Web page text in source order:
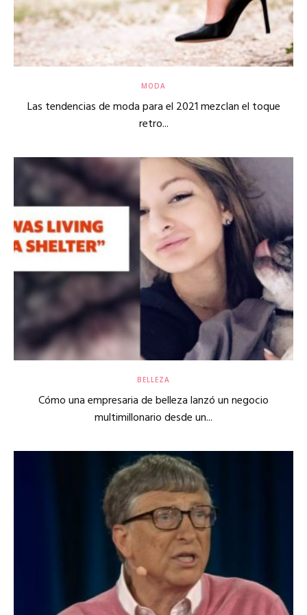
MODA
Las tendencias de moda para el 2021 mezclan el toque
retro...
BELLEZA
Cómo una empresaria de belleza lanzó un negocio
multimillonario desde un...